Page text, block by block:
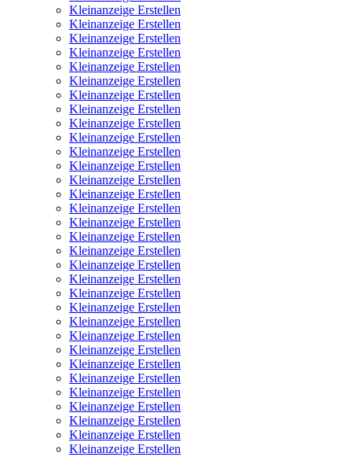
Kleinanzeige Erstellen
Kleinanzeige Erstellen
Kleinanzeige Erstellen
Kleinanzeige Erstellen
Kleinanzeige Erstellen
Kleinanzeige Erstellen
Kleinanzeige Erstellen
Kleinanzeige Erstellen
Kleinanzeige Erstellen
Kleinanzeige Erstellen
Kleinanzeige Erstellen
Kleinanzeige Erstellen
Kleinanzeige Erstellen
Kleinanzeige Erstellen
Kleinanzeige Erstellen
Kleinanzeige Erstellen
Kleinanzeige Erstellen
Kleinanzeige Erstellen
Kleinanzeige Erstellen
Kleinanzeige Erstellen
Kleinanzeige Erstellen
Kleinanzeige Erstellen
Kleinanzeige Erstellen
Kleinanzeige Erstellen
Kleinanzeige Erstellen
Kleinanzeige Erstellen
Kleinanzeige Erstellen
Kleinanzeige Erstellen
Kleinanzeige Erstellen
Kleinanzeige Erstellen
Kleinanzeige Erstellen
Kleinanzeige Erstellen